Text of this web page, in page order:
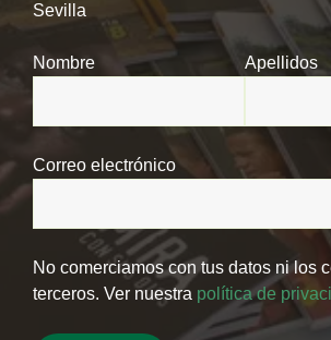
Sevilla
Nombre Apellidos
Correo electrónico
No comerciamos con tus datos ni los
terceros. Ver nuestra política de